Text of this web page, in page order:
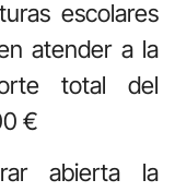
escolares
atender a la
total del
€
abierta la